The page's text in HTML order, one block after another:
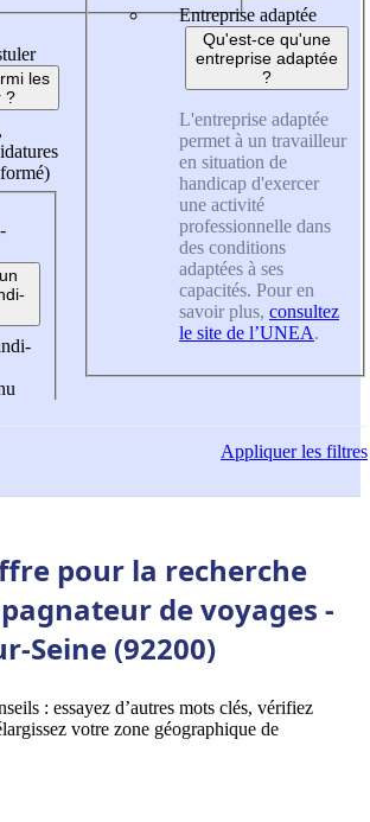
les
?
Entreprise adaptée
Qu'est-ce qu'une
entreprise adaptée
?
L'entreprise adaptée
permet à un travailleur
en situation de
handicap d'exercer
une activité
professionnelle dans
des conditions
adaptées à ses
capacités. Pour en
savoir plus, consultez
le site de l’UNEA.
Appliquerles filtres
pour la recherche
de voyages -
Seine (92200)
: essayez d’autres mots clés, vérifiez
votre zone géographique de